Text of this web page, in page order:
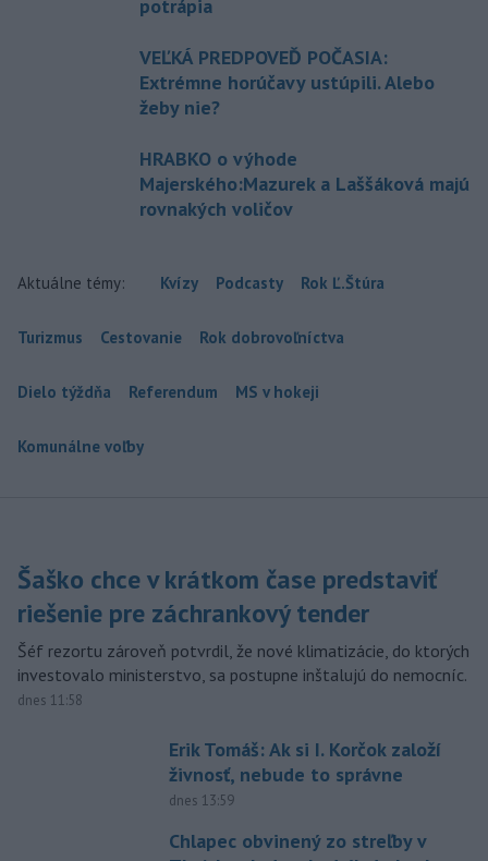
potrápia
VEĽKÁ PREDPOVEĎ POČASIA:
Extrémne horúčavy ustúpili. Alebo
žeby nie?
HRABKO o výhode
Majerského:Mazurek a Laššáková majú
rovnakých voličov
Aktuálne témy: Kvízy Podcasty Rok Ľ.Štúra
Turizmus Cestovanie Rok dobrovoľníctva
Dielo týždňa Referendum MS v hokeji
Komunálne voľby
Šaško chce v krátkom čase predstaviť
riešenie pre záchrankový tender
Šéf rezortu zároveň potvrdil, že nové klimatizácie, do ktorých
investovalo ministerstvo, sa postupne inštalujú do nemocníc.
dnes 11:58
Erik Tomáš: Ak si I. Korčok založí
živnosť, nebude to správne
dnes 13:59
Chlapec obvinený zo streľby v